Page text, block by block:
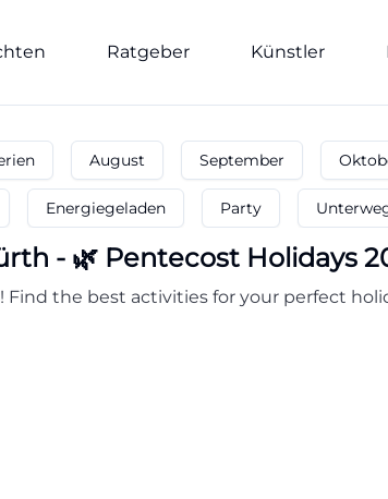
Ratgeber Künstler
August September
Energiegeladen Party
- 🌿 Pentecost Holidays
Find the best activities for your perfect